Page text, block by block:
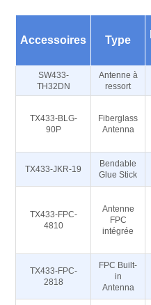
Accessoires Type
SW433-
TH32DN
Antenne à
ressort
TX433-BLG-
90P
Fiberglass
Antenna
TX433-JKR-19
Bendable
Glue Stick
TX433-FPC-
4810
Antenne
FPC
intégrée
TX433-FPC-
2818
FPC Built-
in
Antenna